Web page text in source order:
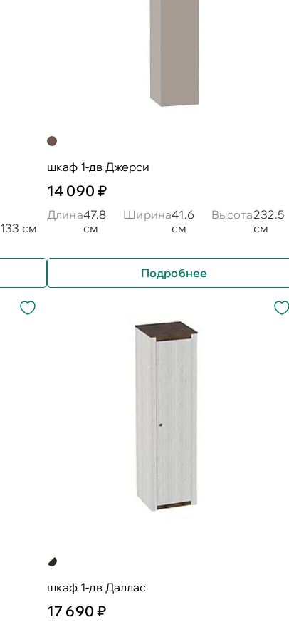
133 см
шкаф 1-дв Джерси
14 090 ₽
Длина47.8
см
Ширина41.6
см
Высота232.5
см
Подробнее
шкаф 1-дв Даллас
17 690 ₽